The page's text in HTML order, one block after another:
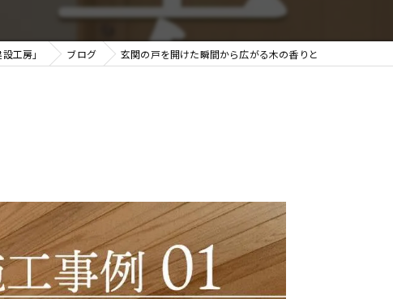
工房」 ブログ 玄関の戸を開けた瞬間から広がる木の香りと